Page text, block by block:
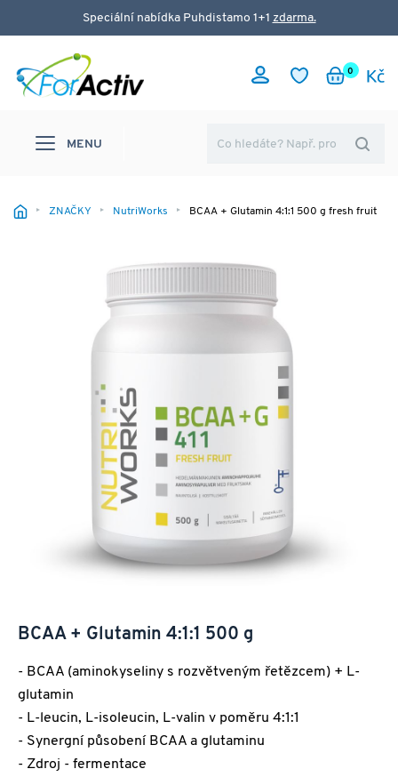
Speciální nabídka Puhdistamo 1+1 zdarma.
0
MENU
ZNAČKY NutriWorks BCAA + Glutamin 4:1:1 500 g fresh fruit
BCAA + Glutamin 4:1:1 500 g
- BCAA (aminokyseliny s rozvětveným řetězcem) + L-
glutamin
- L-leucin, L-isoleucin, L-valin v poměru 4:1:1
- Synergní působení BCAA a glutaminu
- Zdroj - fermentace